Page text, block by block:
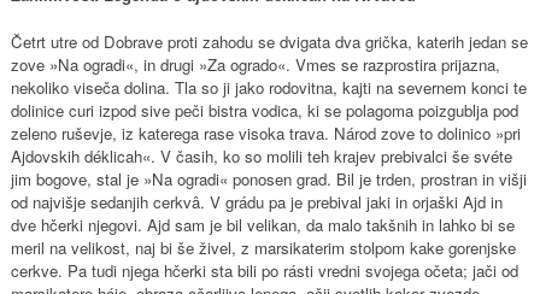
Četrt utre od Dobrave proti zahodu se dvigata dva grička, katerih jedan se
zove »Na ogradi«, in drugi »Za ogrado«. Vmes se razprostira prijazna,
nekoliko viseča dolina. Tla so ji jako rodovitna, kajti na severnem konci te
dolinice curi izpod sive peči bistra vodica, ki se polagoma poizgublja pod
zeleno ruševje, iz katerega rase visoka trava. Národ zove to dolinico »pri
Ajdovskih déklicah«. V časih, ko so molili teh krajev prebivalci še svéte
jim bogove, stal je »Na ogradi« ponosen grad. Bil je trden, prostran in višji
od najvišje sedanjih cerkvâ. V grádu pa je prebival jaki in orjaški Ajd in
dve hčerki njegovi. Ajd sam je bil velikan, da malo takšnih in lahko bi se
meril na velikost, naj bi še živel, z marsikaterim stolpom kake gorenjske
cerkve. Pa tudi njega hčerki sta bili po rásti vredni svojega očeta; jači od